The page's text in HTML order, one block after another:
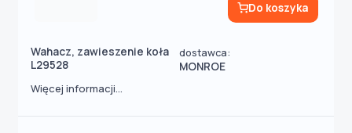
Wahacz, zawieszenie koła
L29528
dostawca:
MONROE
Do koszyka
Więcej informacji...